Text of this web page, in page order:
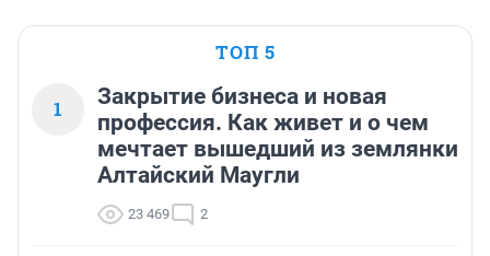
ТОП 5
1
Закрытие бизнеса и новая
профессия. Как живет и о чем
мечтает вышедший из землянки
Алтайский Маугли
23 469 2